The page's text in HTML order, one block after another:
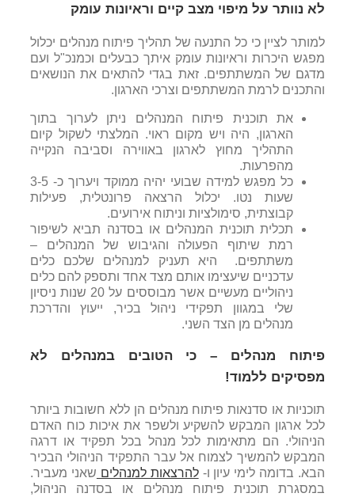
לא נוותר על מיפוי מצב קיים וראיונות עומק
למותר לציין כי כל התנעה של תהליך פיתוח מנהלים יכלול
מפגש היכרות וראיונות עומק איתך כבעלים וכמנכ"ל ועם
מדגם של המשתתפים. זאת בגדי להתאים את הנושאים
והתכנים לרמת המשתתפים וצרכי הארגון.
את תוכנית פיתוח המנהלים ניתן לערוך בתוך
הארגון, היה ויש מקום ראוי. המלצתי לשקול קיום
התהליך מחוץ לארגון באווירה וסביבה הנקייה
מהפרעות.
כל מפגש למידה שבועי יהיה ממוקד ויערוך כ- 3-5
שעות נטו. יכלול הרצאה פרונטלית, פעילות
קבוצתית, סימולציות וניתוח אירועים.
תכלית תוכנית המנהלים או בסדנה תביא לשיפור
רמת שיתוף הפעולה והגיבוש של המנהלים –
משתתפים. היא תעניק למנהלים שלכם כלים
עדכניים שיעצימו אותם מצד אחד ותספק להם כלים
ניהוליים מעשיים אשר מבוססים על 20 שנות ניסיון
שלי במגוון תפקידי ניהול בכיר, ייעוץ והדרכת
מנהלים מן הצד השני.
פיתוח מנהלים – כי הטובים במנהלים לא
מפסיקים ללמוד!
תוכניות או סדנאות פיתוח מנהלים הן ללא חשובות ביותר
לכל ארגון המבקש להשקיע ולשפר את איכות כוח האדם
הניהולי. הם מתאימות לכל מנהל בכל תפקיד או דרגה
המבקש להמשיך לצמוח אל עבר התפקיד הניהולי הבכיר
הבא. בדומה לימי עיון ו-להרצאות למנהלים שאני מעביר.
במסגרת תוכנית פיתוח מנהלים או בסדנה הניהול,